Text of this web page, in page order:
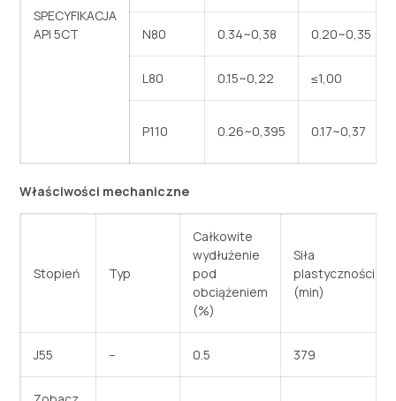
SPECYFIKACJA
API 5CT
N80 0.34~0,38 0.20~0,35
L80 0.15~0,22 ≤1,00
P110 0.26~0,395 0.17~0,37
Właściwości mechaniczne
Stopień Typ
Całkowite
wydłużenie
pod
obciążeniem
(%)
Siła
plastyczności
(min)
J55 – 0.5 379